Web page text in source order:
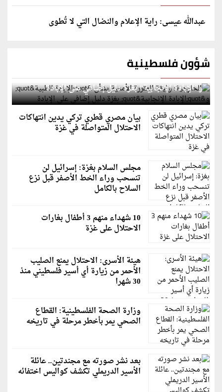
عبدالله عيسى: راية الإعلام والنضال التي لا تُطوى
شؤون فلسطينية
الخارجية: وثيقة المقررة الأممية بشأن "الإبادة الطبية"
و"الإبادة الإنجابية" بغزة دليل إضافي على الإبادة
بيان مصري قطري تركي يدين انتهاكات
الاحتلال المتواصلة في غزة
مجلس السلام بغزة: إسرائيل لن
تنسحب وراء الخط الأصفر قبل نزع
السلاح بالكامل
10 شهداء منهم 3 أطفال بغارات
الاحتلال على غزة
هيئة الأسرى: الاحتلال يمنع الصليب
الأحمر من زيارة أي أسير فلسطيني منذ
30 شهرا
وزارة الصحة الفلسطينية: القطاع
الصحي يمر بأخطر مرحلة في تاريخه
بعد نشر صورته مع مجندتين.. عائلة
الأسير الدريملي تكشف كواليس اختفائه